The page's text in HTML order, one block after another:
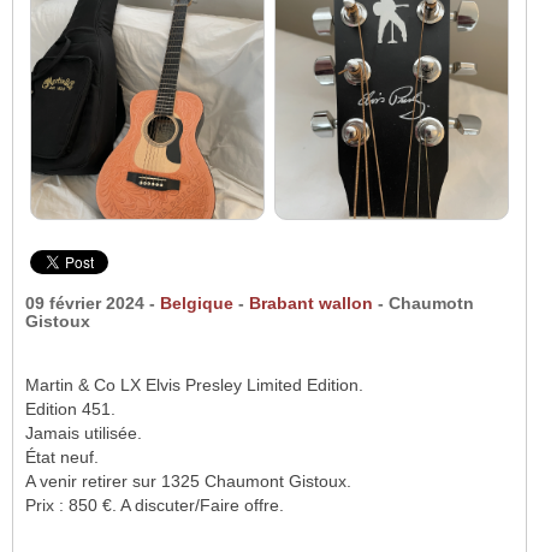
09 février 2024 - Belgique - Brabant wallon - Chaumotn
Gistoux
Martin & Co LX Elvis Presley Limited Edition.
Edition 451.
Jamais utilisée.
État neuf.
A venir retirer sur 1325 Chaumont Gistoux.
Prix : 850 €. A discuter/Faire offre.